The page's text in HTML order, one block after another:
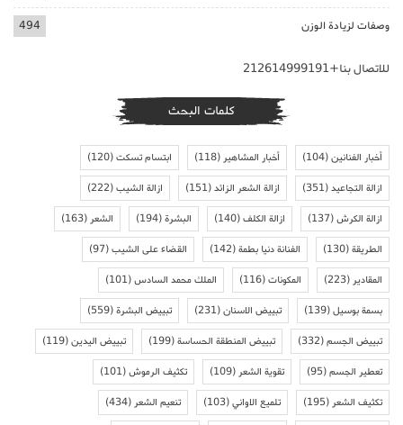
وصفات لزيادة الوزن 494
للاتصال بنا+212614999191
كلمات البحث
أخبار الفنانين(104) أخبار المشاهير(118) ابتسام تسكت(120)
ازالة التجاعيد(351) ازالة الشعر الزائد(151) ازالة الشيب(222)
ازالة الكرش(137) ازالة الكلف(140) البشرة(194) الشعر(163)
الطريقة(130) الفنانة دنيا بطمة(142) القضاء على الشيب(97)
المقادير(223) المكونات(116) الملك محمد السادس(101)
بسمة بوسيل(139) تبييض الاسنان(231) تبييض البشرة(559)
تبييض الجسم(332) تبييض المنطقة الحساسة(199) تبييض اليدين(119)
تعطير الجسم(95) تقوية الشعر(109) تكثيف الرموش(101)
تكثيف الشعر(195) تلميع الاواني(103) تنعيم الشعر(434)